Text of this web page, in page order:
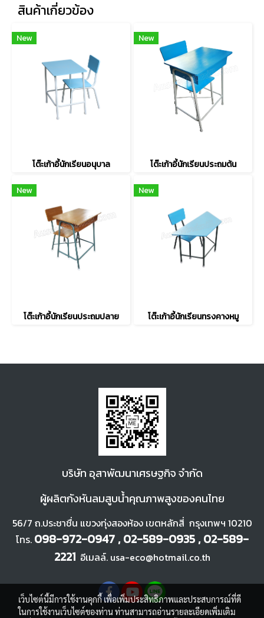
สินค้าเกี่ยวข้อง
New
โต๊ะเก้าอี้นักเรียนอนุบาล
New
โต๊ะเก้าอี้นักเรียนประถมต้น
New
โต๊ะเก้าอี้นักเรียนประถมปลาย
New
โต๊ะเก้าอี้นักเรียนทรงคางหมู
บริษัท อุสาพัฒนาเศรษฐกิจ จำกัด
ผู้ผลิตกังหันลมสูบน้ำคุณภาพสูงของคนไทย
56/7 ถ.ประชาชื่น แขวงทุ่งสองห้อง เขตหลักสี่ กรุงเทพฯ 10210
โทร. 098-972-0947 , 02-589-0935 , 02-589-
2221อีเมลล์. usa-eco@hotmail.co.th
เว็บไซต์นี้มีการใช้งานคุกกี้ เพื่อเพิ่มประสิทธิภาพและประสบการณ์ที่ดี
ในการใช้งานเว็บไซต์ของท่าน ท่านสามารถอ่านรายละเอียดเพิ่มเติม